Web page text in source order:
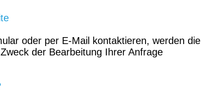
oder per E-Mail kontaktieren, werden die
der Bearbeitung Ihrer Anfrage